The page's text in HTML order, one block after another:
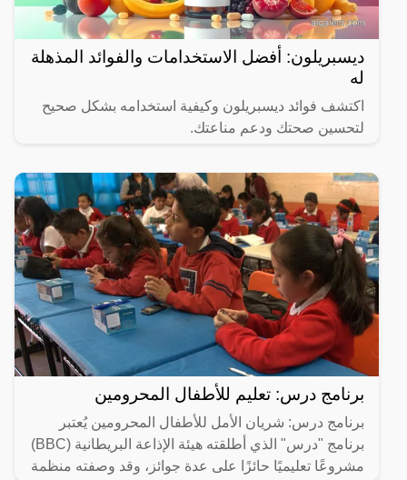
ديسبريلون: أفضل الاستخدامات والفوائد المذهلة
له
اكتشف فوائد ديسبريلون وكيفية استخدامه بشكل صحيح
لتحسين صحتك ودعم مناعتك.
برنامج درس: تعليم للأطفال المحرومين
برنامج درس: شريان الأمل للأطفال المحرومين يُعتبر
برنامج "درس" الذي أطلقته هيئة الإذاعة البريطانية (BBC)
مشروعًا تعليميًا حائزًا على عدة جوائز، وقد وصفته منظمة